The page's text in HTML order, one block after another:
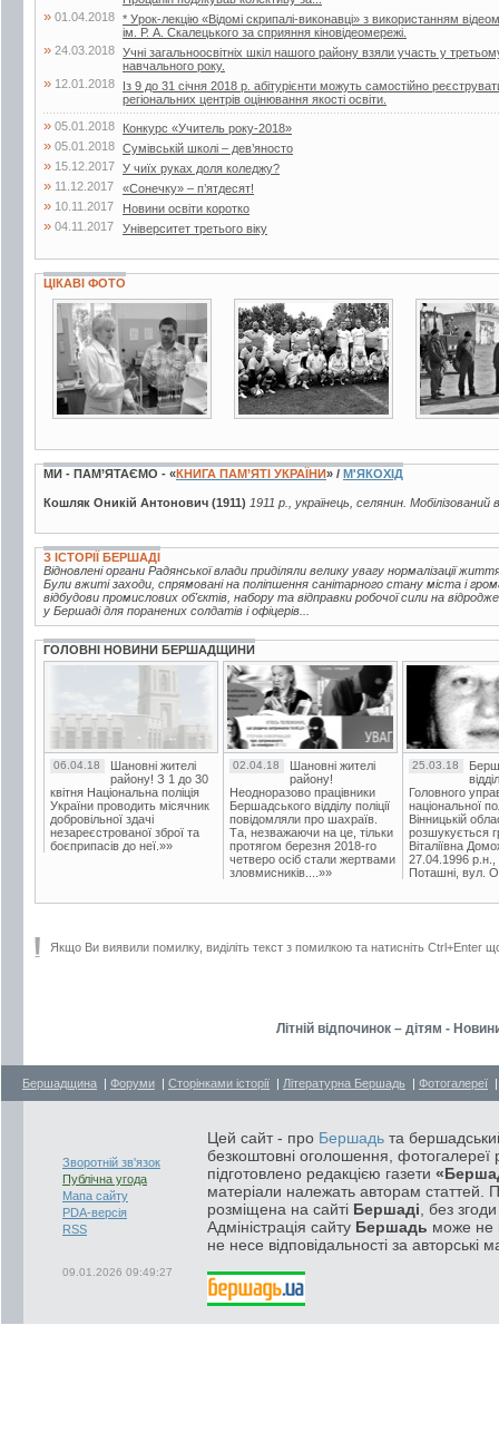
» 01.04.2018 * Урок-лекцію «Відомі скрипалі-виконавці» з використанням
ім. Р. А. Скалецького за сприяння кіновідеомережі.
» 24.03.2018 Учні загальноосвітніх шкіл нашого району взяли участь у
навчального року.
» 12.01.2018
Із 9 до 31 січня 2018 р. абітурієнти можуть самостійно
регіональних центрів оцінювання якості освіти.
» 05.01.2018 Конкурс «Учитель року-2018»
» 05.01.2018 Сумівській школі – дев’яносто
» 15.12.2017 У чиїх руках доля коледжу?
» 11.12.2017 «Сонечку» – п’ятдесят!
» 10.11.2017 Новини освіти коротко
» 04.11.2017 Університет третього віку
ЦІКАВІ ФОТО
7 фото 2 фото 2 фото
МИ - ПАМ’ЯТАЄМО - «КНИГА ПАМ’ЯТІ УКРАЇНИ» / М'ЯКОХІД
Кошляк Оникій Антонович (1911) 1911 р., українець, селянин.
З ІСТОРІЇ БЕРШАДІ
Відновлені органи Радянської влади приділяли велику увагу нормалізації
Були вжиті заходи, спрямовані на поліпшення санітарного стану міста і
відбудови промислових об'єктів, набору та відправки робочої сили на
у Бершаді для поранених солдатів і офіцерів...
ГОЛОВНІ НОВИНИ БЕРШАДЩИНИ
06.04.18
Шановні жителі
району! З 1 до 30
квітня Національна поліція
України проводить місячник
добровільної здачі
незареєстрованої зброї та
боєприпасів до неї.»»
02.04.18
Шановні жителі
району!
Неодноразово працівники
Бершадського відділу поліції
повідомляли про шахраїв.
Та, незважаючи на це, тільки
протягом березня 2018-го
четверо осіб стали жертвами
зловмисників....»»
25.03.18
Головного
національної
Вінницькій
розшукується
Віталіївна
27.04.1996 р.н.,
Поташні, вул.
Якщо Ви виявили помилку, виділіть текст з помилкою та натисніть Ctrl+Enter
Літній відпочинок – дітям -
Бершадщина | Форуми | Сторінками історії | Літературна Бершадь | Фотогалереї
Зворотній зв'язок
Публічна угода
Мапа сайту
PDA-версія
RSS
09.01.2026 09:49:27
Цей сайт - про Бершадь та
безкоштовні оголошення, фотогалереї
підготовлено редакцією газети
матеріали належать авторам статтей.
розміщена на сайті Бершаді , без
Адміністрація сайту Бершадь може не
не несе відповідальності за авторські